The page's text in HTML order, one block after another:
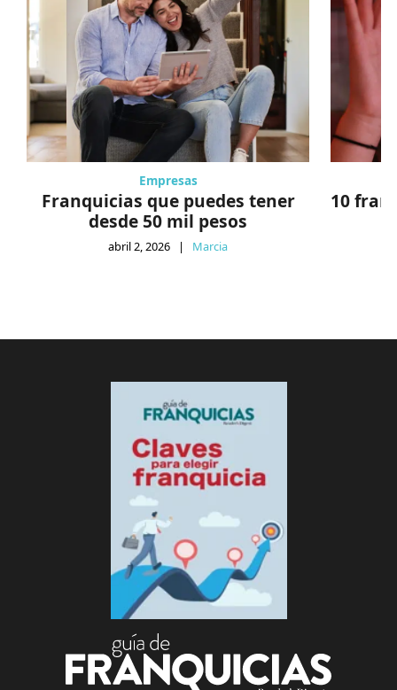
Empresas
Franquicias que puedes tener
desde 50 mil pesos
abril 2, 2026 | Marcia
10